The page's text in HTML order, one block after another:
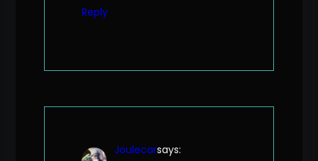
Reply
Joulecarsays: